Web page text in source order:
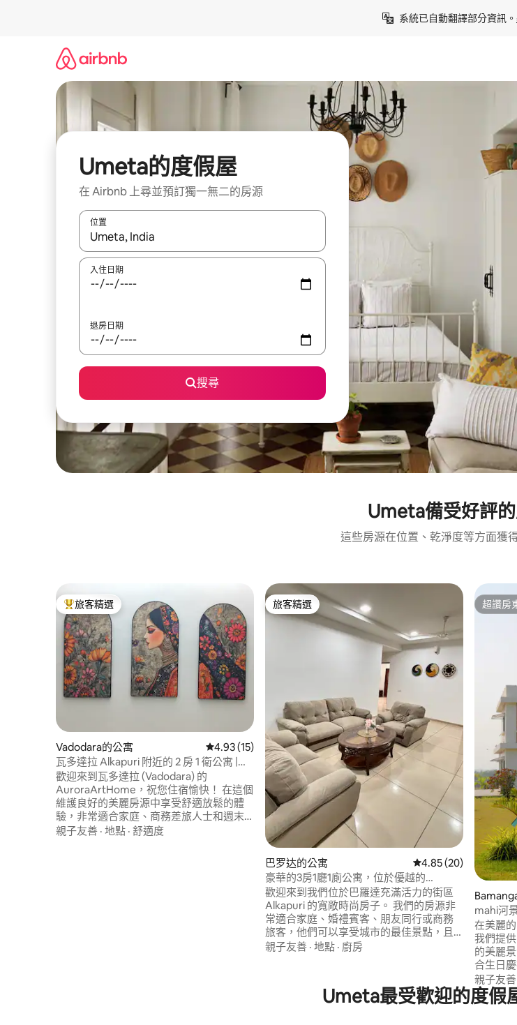
系統已自動翻譯部分資訊。
Umeta的度假屋
在 Airbnb 上尋並預訂獨一無二的房源
位置
如有搜尋結果，瀏覽內容時請使用上下箭頭，或輕點、滑動裝置。
入住日期
退房日期
搜尋
Umeta備受好評
這些房源在位置、乾淨度等方面獲
旅客精選榜首
旅客精選
Vadodara的公寓 從 15 則評價中獲得 4.93 的平均評分（滿分 5 分）
4.93 (15)
瓦多達拉 Alkapuri 附近的 2 房 1 衛公寓 |
Wi-Fi | 停車位
歡迎來到瓦多達拉 (Vadodara) 的
AuroraArtHome，祝您住宿愉快！ 在這個
維護良好的美麗房源中享受舒適放鬆的體
驗，非常適合家庭、商務差旅人士和週末
度假。Atithi Devo Bhavah！ 位置便利，
親子友善 · 地點 · 舒適度
旅客精選
旅客精選
巴罗达的公寓 從 20 則評價中獲得
4.85 (20)
豪華的3房1廳1廁公寓，位於優越的
Alkapuri
歡迎來到我們位於巴羅達充滿活力的街區
Alkapuri 的寬敞時尚房子。 我們的房源非
常適合家庭、婚禮賓客、朋友同行或商務
旅客，他們可以享受城市的最佳景點，且
交通方便。 距離火車站 5 分鐘，距離機場
間。 Alkapuri是一個熱鬧的中心區域，附
近有許多商店、咖啡廳和餐廳。
親子友善 · 地點 · 廚房
超讚房
超讚房
mahi河
在美麗的
我們提供： • 🏞️ 位於河畔，可欣賞
的美麗景色 • 🏊 專用泳池使用權
合生日慶祝和
圍，提供全套休
場放鬆
我們的
親子友善
Umeta最受歡迎的度假